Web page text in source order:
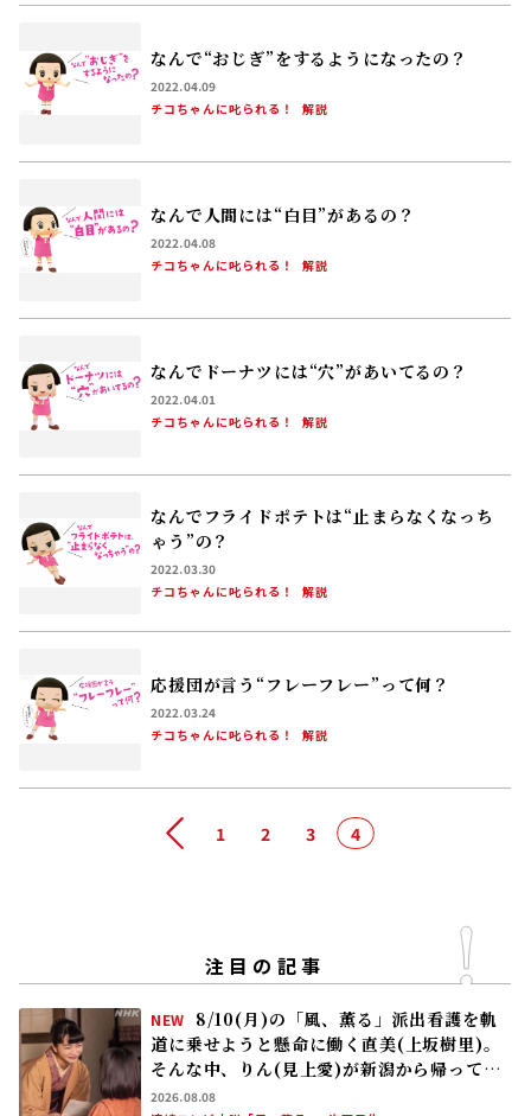
なんで“おじぎ”をするようになったの？
2022.04.09
チコちゃんに叱られる！
解説
なんで人間には“白目”があるの？
2022.04.08
チコちゃんに叱られる！
解説
なんでドーナツには“穴”があいてるの？
2022.04.01
チコちゃんに叱られる！
解説
なんでフライドポテトは“止まらなくなっち
ゃう”の？
2022.03.30
チコちゃんに叱られる！
解説
応援団が言う“フレーフレー”って何？
2022.03.24
チコちゃんに叱られる！
解説
前へ 1 2 3 4
注目の記事
NEW
8/10(月)の「風、薫る」派出看護を軌
道に乗せようと懸命に働く直美(上坂樹里)。
そんな中、りん(見上愛)が新潟から帰ってく
る
2026.08.08